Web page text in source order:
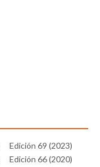
Edición 69 (2023)
Edición 66 (2020)